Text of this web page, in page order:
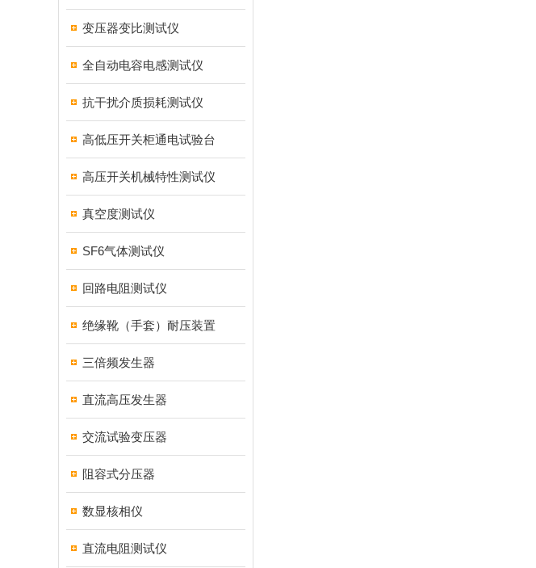
变压器变比测试仪
全自动电容电感测试仪
抗干扰介质损耗测试仪
高低压开关柜通电试验台
高压开关机械特性测试仪
真空度测试仪
SF6气体测试仪
回路电阻测试仪
绝缘靴（手套）耐压装置
三倍频发生器
直流高压发生器
交流试验变压器
阻容式分压器
数显核相仪
直流电阻测试仪